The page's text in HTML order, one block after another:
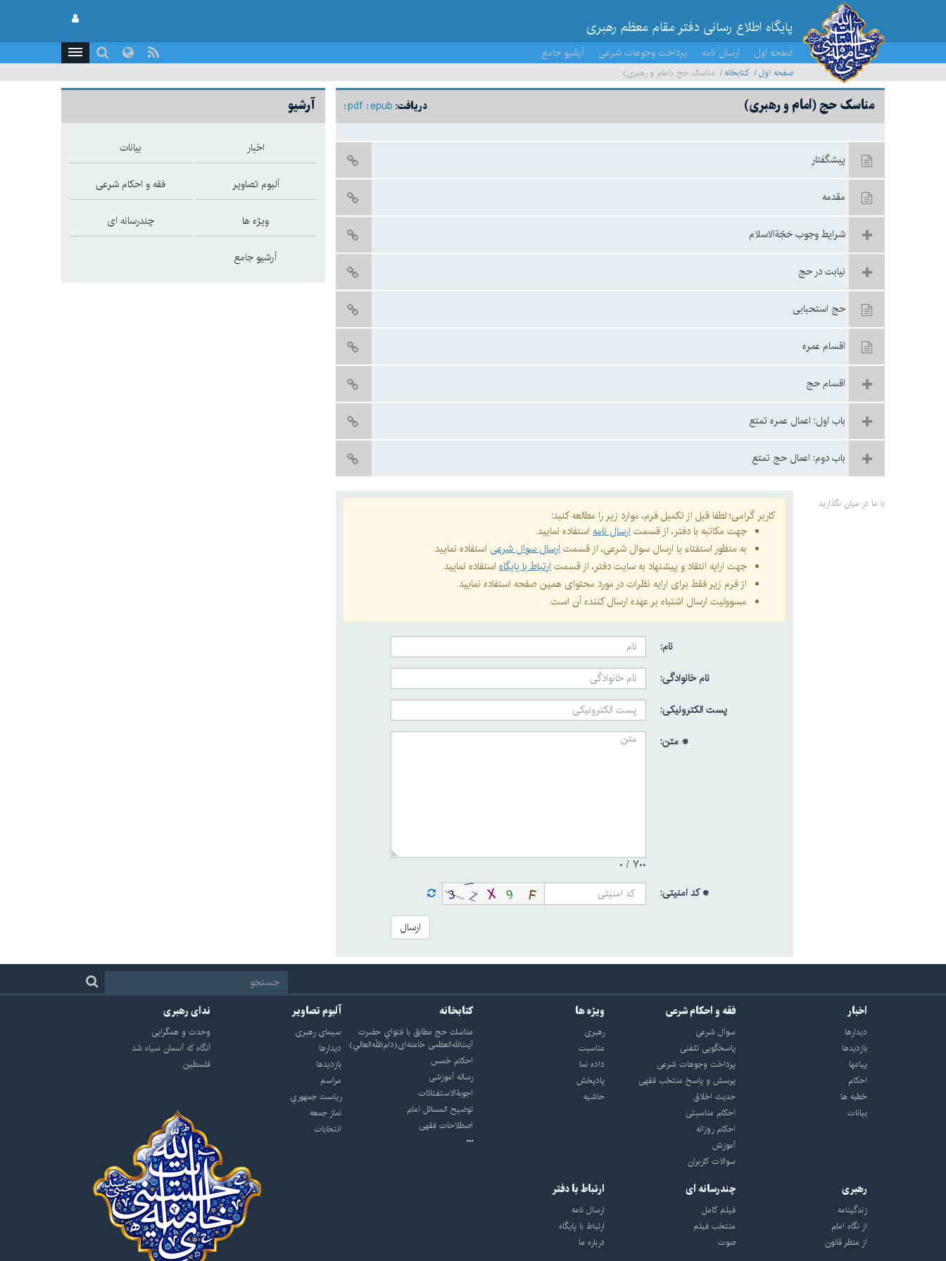
پایگاه اطلاع رسانی دفتر مقام معظم رهبری
صفحه اول ارسال نامه پرداخت وجوهات شرعی آرشیو جامع
صفحه اول کتابخانه مناسک حج (امام و رهبری)
دریافت: epub
pdf مناسک حج (امام و رهبری)
پيشگفتار
مقدمه‏
شرايط وجوب حَجّةالاسلام‏
نيابت در حج‏
حج استحبابى‏
اقسام عمره‏
اقسام حج‏
باب اول: اعمال عمره تمتع‏
باب دوم: اعمال حج تمتع
با ما در میان بگذارید
کاربر گرامی؛ لطفا قبل از تکمیل فرم، موارد زیر را مطالعه کنید:
جهت مکاتبه با دفتر، از قسمتارسال نامهاستفاده نمایید.
به منظور استفتاء یا ارسال سوال شرعی، از قسمتارسال سوال شرعیاستفاده نمایید.
جهت ارایه انتقاد و پیشنهاد به سایت دفتر، از قسمتارتباط با پایگاهاستفاده نمایید.
از فرم زیر فقط برای ارایه نظرات در مورد محتوای همین صفحه استفاده نمایید.
مسوولیت ارسال اشتباه بر عهده ارسال کننده آن است.
نام:
نام خانوادگی:
پست الکترونیکی:
* متن:
۷۰۰ /
۰
* کد امنیتی:
ارسال
آرشیو
اخبار بیانات
آلبوم تصاویر فقه و احکام شرعی
ویژه ها چندرسانه ای
آرشیو جامع
اخبار
دیدارها
بازديدها
پيامها
احكام
خطبه ها
بیانات
فقه و احکام شرعی
سوال شرعی
پاسخگویی تلفنی
پرداخت وجوهات شرعی
پرسش و پاسخ منتخب فقهی
حدیث اخلاق
احکام مناسبتی
احکام روزانه
آموزش
سوالات کاربران
ویژه ها
رهبری
مناسبت
داده نما
پادپخش
حاشیه
کتابخانه
مناسك حج مطابق با فتواي حضرت
آيت‌الله‌العظمى خامنه‌اى(دام‌ظلّه‌العالي)
احکام خمس
رساله آموزشی
اجوبة‌الاستفتائات
توضيح المسائل امام
اصطلاحات فقهى
آلبوم تصاویر
سيماى رهبرى
ديدارها
بازديدها
مراسم
رياست جمهوري
نماز جمعه
انتخابات
ندای رهبری
وحدت و همگرایی
آنگاه که آسمان سیاه شد
فلسطین
رهبری
زندگینامه
از نگاه امام
از منظر قانون
چندرسانه ای
فیلم کامل
منتخب فیلم
صوت
ارتباط با دفتر
ارسال نامه
ارتباط با پایگاه
درباره ما